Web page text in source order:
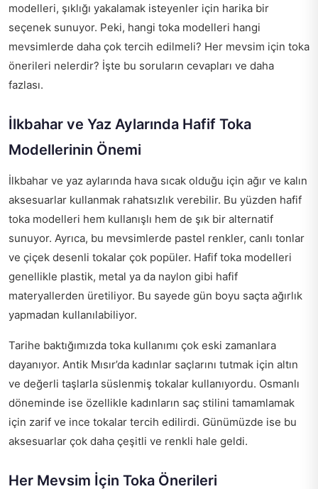
modelleri, şıklığı yakalamak isteyenler için harika bir
seçenek sunuyor. Peki, hangi toka modelleri hangi
mevsimlerde daha çok tercih edilmeli? Her mevsim için toka
önerileri nelerdir? İşte bu soruların cevapları ve daha
fazlası.
İlkbahar ve Yaz Aylarında Hafif Toka
Modellerinin Önemi
İlkbahar ve yaz aylarında hava sıcak olduğu için ağır ve kalın
aksesuarlar kullanmak rahatsızlık verebilir. Bu yüzden hafif
toka modelleri hem kullanışlı hem de şık bir alternatif
sunuyor. Ayrıca, bu mevsimlerde pastel renkler, canlı tonlar
ve çiçek desenli tokalar çok popüler. Hafif toka modelleri
genellikle plastik, metal ya da naylon gibi hafif
materyallerden üretiliyor. Bu sayede gün boyu saçta ağırlık
yapmadan kullanılabiliyor.
Tarihe baktığımızda toka kullanımı çok eski zamanlara
dayanıyor. Antik Mısır’da kadınlar saçlarını tutmak için altın
ve değerli taşlarla süslenmiş tokalar kullanıyordu. Osmanlı
döneminde ise özellikle kadınların saç stilini tamamlamak
için zarif ve ince tokalar tercih edilirdi. Günümüzde ise bu
aksesuarlar çok daha çeşitli ve renkli hale geldi.
Her Mevsim İçin Toka Önerileri